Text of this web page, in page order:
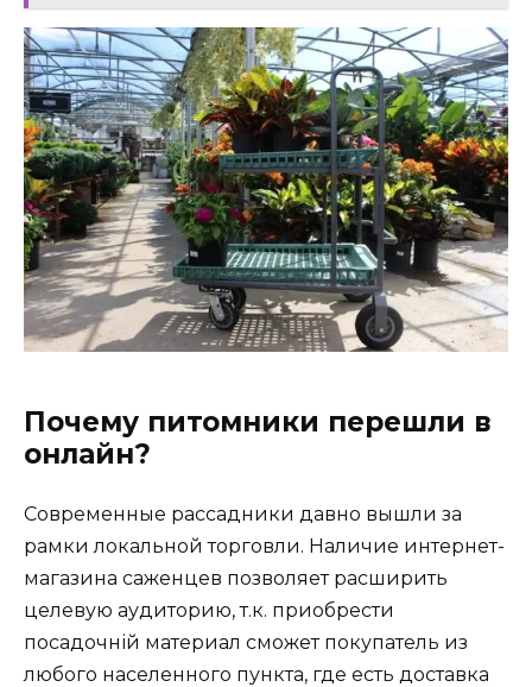
Почему питомники перешли в
онлайн?
Современные рассадники давно вышли за
рамки локальной торговли. Наличие интернет-
магазина саженцев позволяет расширить
целевую аудиторию, т.к. приобрести
посадочній материал сможет покупатель из
любого населенного пункта, где есть доставка